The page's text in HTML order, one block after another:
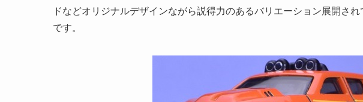
ドなどオリジナルデザインながら説得力のあるバリエーション展開さ
です。